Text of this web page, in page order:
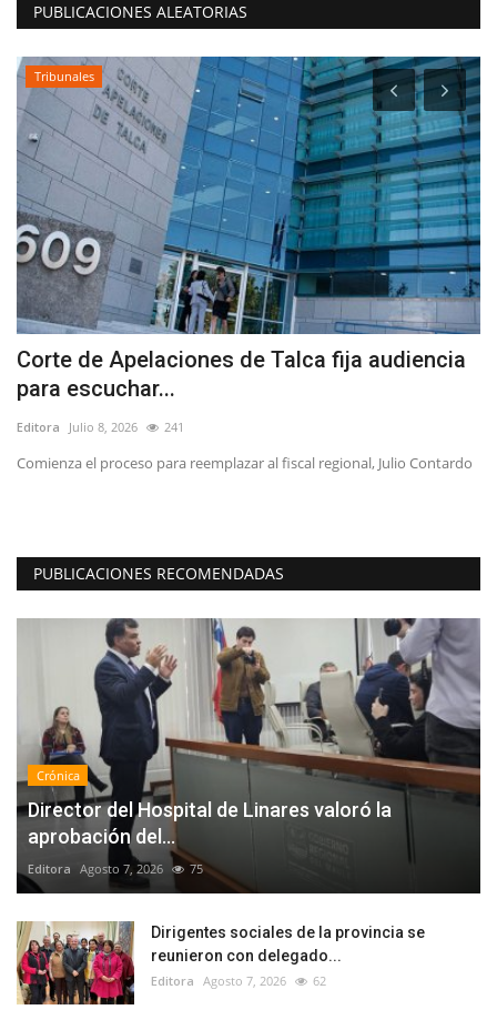
PUBLICACIONES ALEATORIAS
Tribunales
Corte de Apelaciones de Talca fija audiencia
para escuchar...
Editora Julio 8, 2026 241
Comienza el proceso para reemplazar al fiscal regional, Julio Contardo
PUBLICACIONES RECOMENDADAS
Crónica
Director del Hospital de Linares valoró la
aprobación del...
Editora Agosto 7, 2026 75
Dirigentes sociales de la provincia se
reunieron con delegado...
Editora Agosto 7, 2026 62